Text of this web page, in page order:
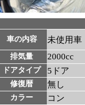
車の内容 未使用車
排気量 2000cc
ドアタイプ 5ドア
修復暦 無し
カラー コン